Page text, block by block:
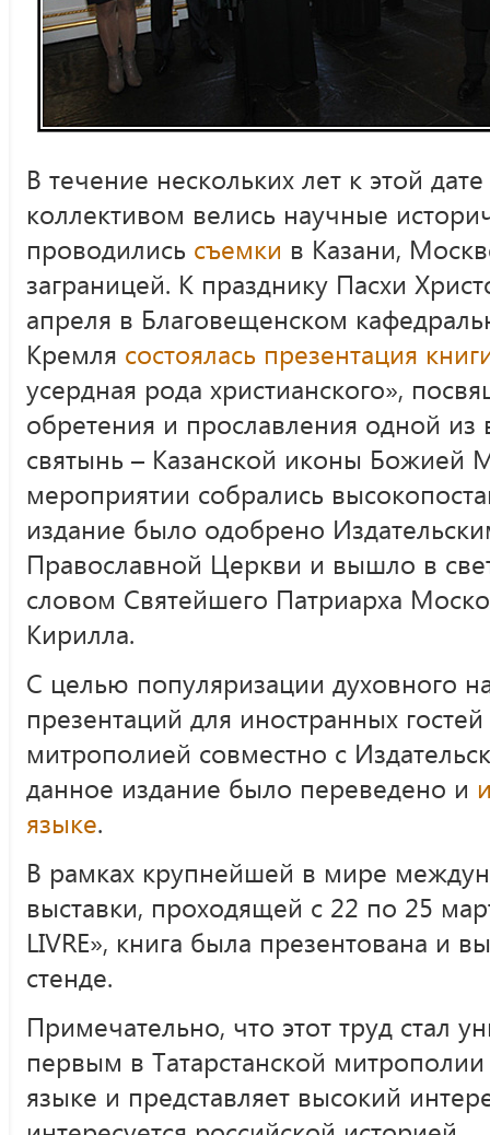
В течение нескольких лет к этой
коллективом велись научные
проводились съемки в Казани,
заграницей. К празднику Пасхи
апреля в Благовещенском
Кремля состоялась презентация
усердная рода христианского»,
обретения и прославления одной
святынь – Казанской иконы Божией
мероприятии собрались
издание было одобрено
Православной Церкви и вышло в
словом Святейшего Патриарха
Кирилла.
С целью популяризации духовного
презентаций для иностранных гостей
митрополией совместно с
данное издание было переведено и
языке.
В рамках крупнейшей в мире
выставки, проходящей с 22 по 25
LIVRE», книга была презентована и
стенде.
Примечательно, что этот труд стал
первым в Татарстанской
языке и представляет высокий